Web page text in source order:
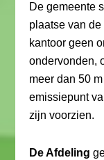
De gemeente
plaatse van
kantoor geen
ondervonden,
meer dan 50
emissiepunt
zijn voorzien.
De Afdeling